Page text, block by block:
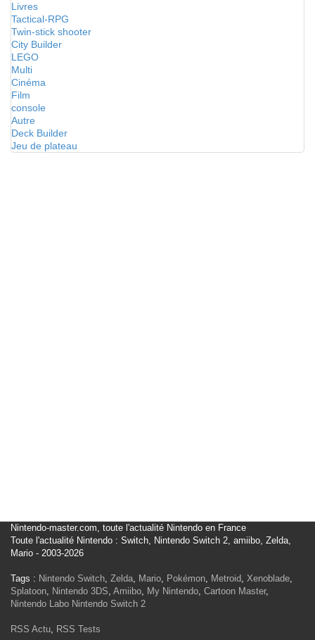
Livres
Tactical-RPG
Twin-stick shooter
City Builder
LEGO
Multi
Cinéma
Film
console
Autre
Deck Builder
Jeu de plateau
Nintendo-master.com, toute l'actualité Nintendo en France
Toute l'actualité Nintendo : Switch, Nintendo Switch 2, amiibo, Zelda,
Mario - 2003-2026
Tags : Nintendo Switch, Zelda, Mario, Pokémon, Metroid, Xenoblade,
Splatoon, Nintendo 3DS, Amiibo, My Nintendo, Cartoon Master,
Nintendo Labo Nintendo Switch 2
RSS Actu, RSS Tests